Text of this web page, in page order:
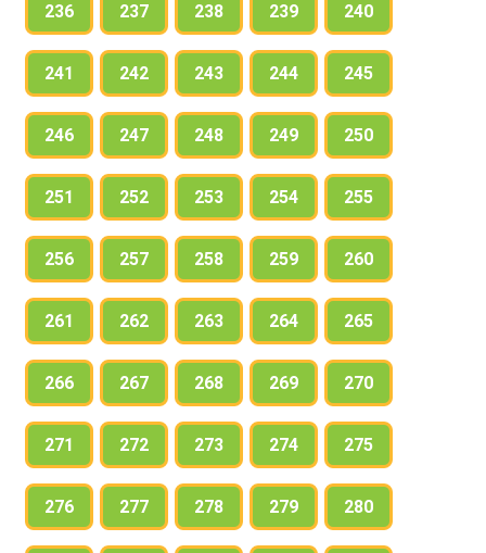
236 237 238 239 240
241 242 243 244 245
246 247 248 249 250
251 252 253 254 255
256 257 258 259 260
261 262 263 264 265
266 267 268 269 270
271 272 273 274 275
276 277 278 279 280